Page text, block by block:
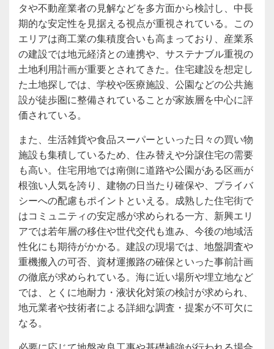
タや不動産業者の見解などを多方面から検討し、中長
期的な安定性を見据える視点が重視されている。この
エリアは商工業の集積度合いも高まっており、産業系
の建設では地元経済との連携や、サステナブル重視の
土地利用計画が重要とされてきた。住宅建設を想定し
た土地探しでは、学校や医療施設、公園などの公共施
設が徒歩圏に整備されていることが家族層を中心に評
価されている。
また、生活雑貨や食品スーパーといった日々の買い物
施設も集積しているため、住み替えや分譲住宅の需要
も高い。住宅用地では南側に道路や公園がある区画が
根強い人気を誇り、建物の日当たり確保や、プライバ
シーへの配慮もポイントといえる。成熟した住宅街で
はコミュニティの安定感が求められる一方、新興エリ
アでは若年層の移住や世代交代も進み、今後の地域活
性化にも期待がかかる。建設の現場では、地盤調査や
重機搬入の可否、資材運搬路の確保といった事前計画
の徹底が求められている。海に近い場所や埋立地など
では、とくに地耐力・液状化対策の検討が求められ、
地元業者や技術者による詳細な調査・提案が不可欠に
なる。